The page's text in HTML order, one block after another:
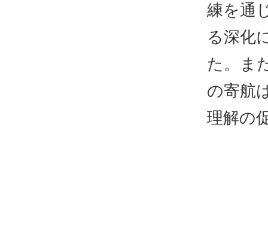
練を通
る深化
た。ま
の寄航
理解の